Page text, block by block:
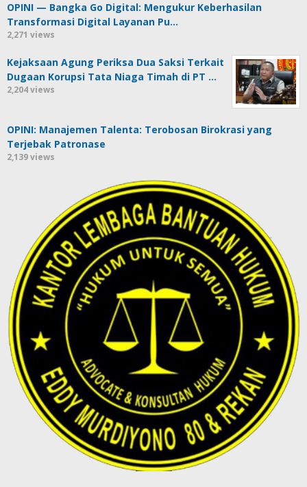
OPINI — Bangka Go Digital: Mengukur Keberhasilan
Transformasi Digital Layanan Pu…
2,271 views
Kejaksaan Agung Periksa Dua Saksi Terkait
Dugaan Korupsi Tata Niaga Timah di PT …
2,204 views
OPINI: Manajemen Talenta: Terobosan Birokrasi yang
Terjebak Patronase
2,139 views